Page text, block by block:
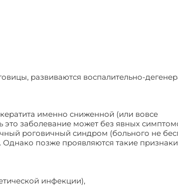
развиваются воспалительно-
именно сниженной (или вовсе
это заболевание может без явных
роговичный синдром (больного не
Однако позже проявляются такие признаки
инфекции),